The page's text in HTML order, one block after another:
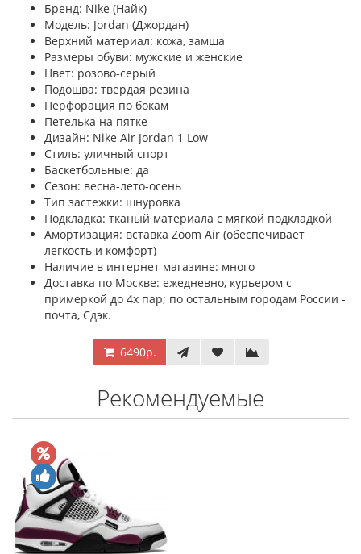
Бренд: Nike (Найк)
Модель: Jordan (Джордан)
Верхний материал: кожа, замша
Размеры обуви: мужские и женские
Цвет: розово-серый
Подошва: твердая резина
Перфорация по бокам
Петелька на пятке
Дизайн: Nike Air Jordan 1 Low
Стиль: уличный спорт
Баскетбольные: да
Сезон: весна-лето-осень
Тип застежки: шнуровка
Подкладка: тканый материала с мягкой подкладкой
Амортизация: вставка Zoom Air (обеспечивает
легкость и комфорт)
Наличие в интернет магазине: много
Доставка по Москве: ежедневно, курьером с
примеркой до 4х пар; по остальным городам России -
почта, Сдэк.
6490р.
Рекомендуемые